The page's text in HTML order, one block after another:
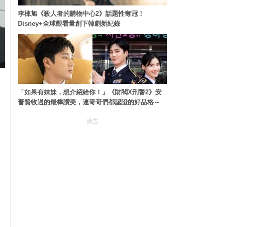
李棟旭《殺人者的購物中心2》話題性奪冠！
Disney+全球觀看量創下韓劇新紀錄
「如果有妹妹，想介紹給你！」《財閥X刑警2》安
普賢收過的最棒讚美，連哥哥們都認證的好品格～
廣告